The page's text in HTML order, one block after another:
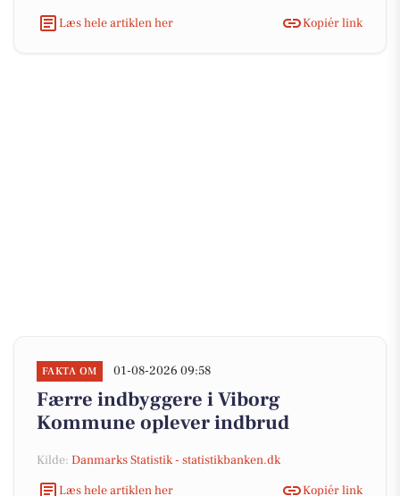
Læs hele artiklen her
Kopiér link
FAKTA OM 01-08-2026 09:58
Færre indbyggere i Viborg
Kommune oplever indbrud
Kilde: Danmarks Statistik - statistikbanken.dk
Læs hele artiklen her
Kopiér link